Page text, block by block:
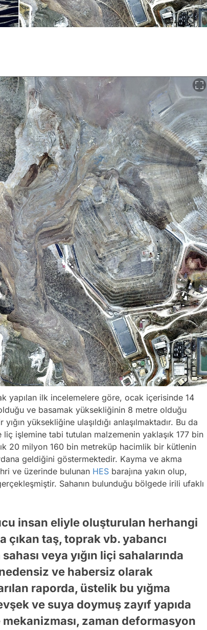
yapılan ilk incelemelere göre, ocak içerisinde 14
ve basamak yüksekliğinin 8 metre olduğu
yüksekliğine ulaşıldığı anlaşılmaktadır. Bu da
liç işlemine tabi tutulan malzemenin yaklaşık 177 bin
20 milyon 160 bin metreküp hacimlik bir kütlenin
geldiğini göstermektedir. Kayma ve akma
ve üzerinde bulunan HES barajına yakın olup,
Sahanın bulunduğu bölgede irili ufaklı
insan eliyle oluşturulan herhangi
çıkan taş, toprak vb. yabancı
veya yığın liçi sahalarında
ve habersiz olarak
raporda, üstelik bu yığma
ve suya doymuş zayıf yapıda
zaman deformasyon